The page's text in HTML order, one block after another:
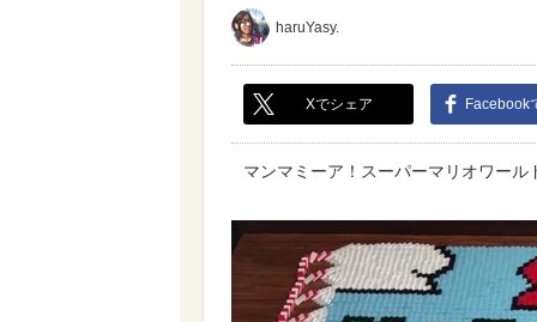
haruYasy.
Xでシェア Facebook
マンマミーア！スーパーマリオワール